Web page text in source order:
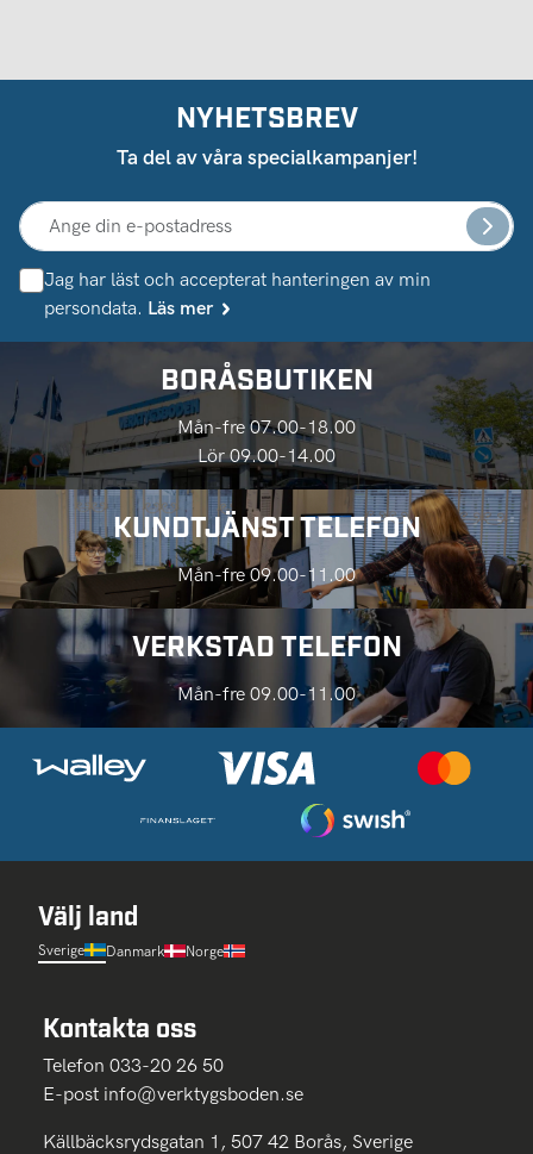
NYHETSBREV
Ta del av våra specialkampanjer!
Jag har läst och accepterat hanteringen av min
persondata. Läs mer
BORÅSBUTIKEN
Mån-fre 07.00-18.00
Lör 09.00-14.00
KUNDTJÄNST TELEFON
Mån-fre 09.00-11.00
VERKSTAD TELEFON
Mån-fre 09.00-11.00
Välj land
Sverige Danmark Norge
Kontakta oss
Telefon 033-20 26 50
E-post info@verktygsboden.se
Källbäcksrydsgatan 1, 507 42 Borås, Sverige